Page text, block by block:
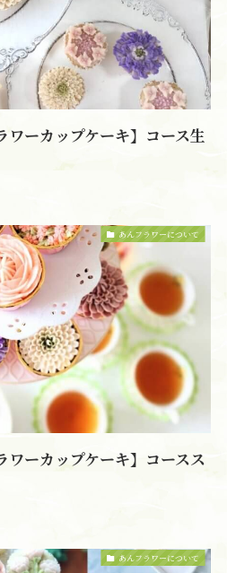
ワーカップケーキ】コース生
あんフラワーについて
ワーカップケーキ】コースス
あんフラワーについて